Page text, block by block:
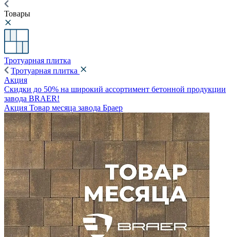
Товары
Тротуарная плитка
Тротуарная плитка
Акция
Скидки до 50% на широкий ассортимент бетонной продукции
завода BRAER!
Акция Товар месяца завода Браер